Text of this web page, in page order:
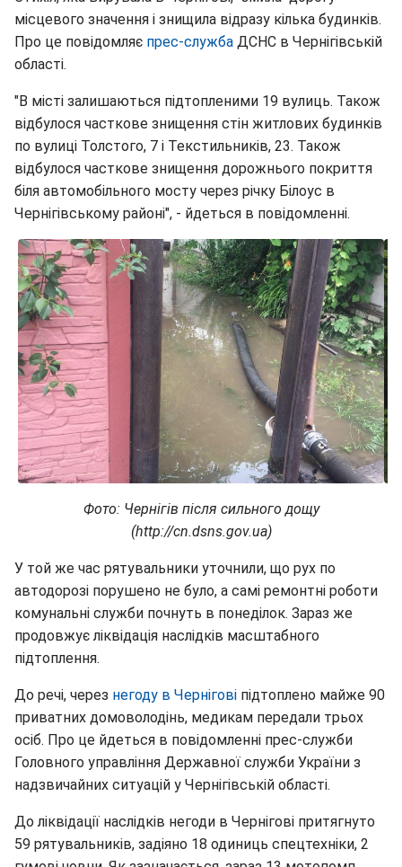
місцевого значення і знищила відразу кілька будинків.
Про це повідомляє прес-служба ДСНС в Чернігівській
області.
"В місті залишаються підтопленими 19 вулиць. Також
відбулося часткове знищення стін житлових будинків
по вулиці Толстого, 7 і Текстильників, 23. Також
відбулося часткове знищення дорожнього покриття
біля автомобільного мосту через річку Білоус в
Чернігівському районі", - йдеться в повідомленні.
Фото: Чернігів після сильного дощу
(http://cn.dsns.gov.ua)
У той же час рятувальники уточнили, що рух по
автодорозі порушено не було, а самі ремонтні роботи
комунальні служби почнуть в понеділок. Зараз же
продовжує ліквідація наслідків масштабного
підтоплення.
До речі, через негоду в Чернігові підтоплено майже 90
приватних домоволодінь, медикам передали трьох
осіб. Про це йдеться в повідомленні прес-служби
Головного управління Державної служби України з
надзвичайних ситуацій у Чернігівській області.
До ліквідації наслідків негоди в Чернігові притягнуто
59 рятувальників, задіяно 18 одиниць спецтехніки, 2